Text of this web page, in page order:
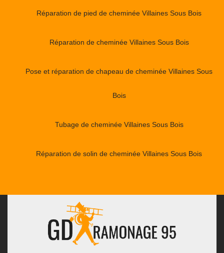
Réparation de pied de cheminée Villaines Sous Bois
Réparation de cheminée Villaines Sous Bois
Pose et réparation de chapeau de cheminée Villaines Sous
Bois
Tubage de cheminée Villaines Sous Bois
Réparation de solin de cheminée Villaines Sous Bois